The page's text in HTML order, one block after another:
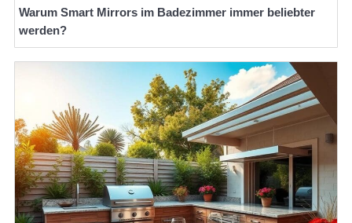
Warum Smart Mirrors im Badezimmer immer beliebter
werden?